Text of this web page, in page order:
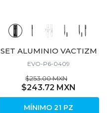
SET ALUMINIO VACTIZM
EVO-P6-0409
$253.00 MXN
$243.72 MXN
MÍNIMO 21 PZ